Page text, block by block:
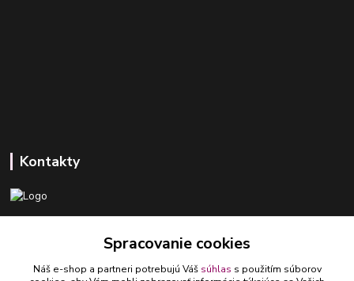
Kontakty
ledlumar@ledlumar.sk
Spracovanie cookies
Náš e-shop a partneri potrebujú Váš súhlas s použitím súborov